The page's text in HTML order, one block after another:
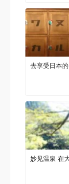
去享受日本
妙见温泉 在